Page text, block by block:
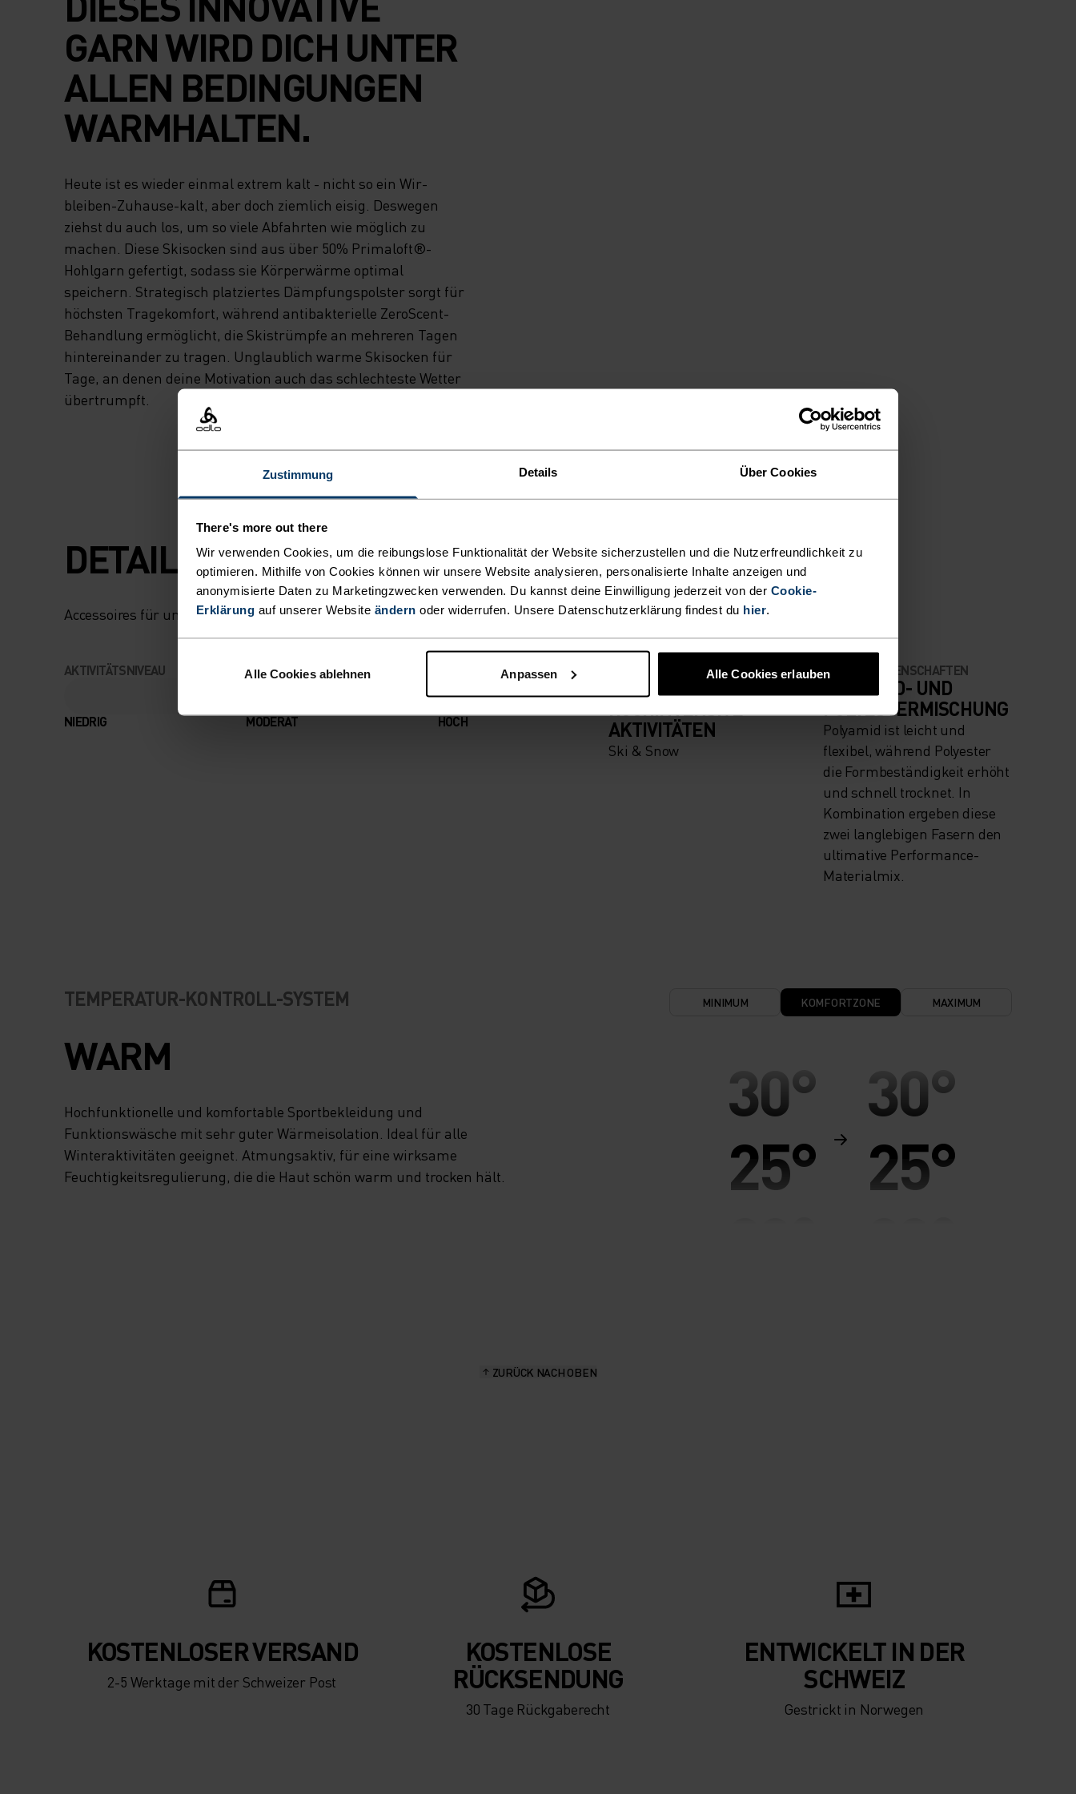
Zustimmung Details Über Cookies
There's more out there
Wir verwenden Cookies, um die reibungslose Funktionalität der Website sicherzustellen und die Nutzerfreundlichkeit zu
optimieren. Mithilfe von Cookies können wir unsere Website analysieren, personalisierte Inhalte anzeigen und
anonymisierte Daten zu Marketingzwecken verwenden. Du kannst deine Einwilligung jederzeit von der Cookie-
Erklärung auf unserer Website ändern oder widerrufen. Unsere Datenschutzerklärung findest du hier.
Alle Cookies ablehnen Anpassen Alle Cookies erlauben
GARN WIRD DICH UNTER
ALLEN BEDINGUNGEN
WARMHALTEN.
Heute ist es wieder einmal extrem kalt - nicht so ein Wir-
bleiben-Zuhause-kalt, aber doch ziemlich eisig. Deswegen
ziehst du auch los, um so viele Abfahrten wie möglich zu
machen. Diese Skisocken sind aus über 50% Primaloft®-
Hohlgarn gefertigt, sodass sie Körperwärme optimal
speichern. Strategisch platziertes Dämpfungspolster sorgt für
höchsten Tragekomfort, während antibakterielle ZeroScent-
Behandlung ermöglicht, die Skistrümpfe an mehreren Tagen
hintereinander zu tragen. Unglaublich warme Skisocken für
Tage, an denen deine Motivation auch das schlechteste Wetter
übertrumpft.
DETAILS, DIE DEN UNTERSCHIED MACHEN
Accessoires für unvergessliche Abenteuer.
AKTIVITÄTSNIVEAU
NIEDRIG MODERAT HOCH
ALLES
HOCHINTENSIVE
AKTIVITÄTEN
Ski & Snow
MATERIALEIGENSCHAFTEN
POLYAMID- UND
POLYESTERMISCHUNG
Polyamid ist leicht und
flexibel, während Polyester
die Formbeständigkeit erhöht
und schnell trocknet. In
Kombination ergeben diese
zwei langlebigen Fasern den
ultimative Performance-
Materialmix.
TEMPERATUR-KONTROLL-SYSTEM
WARM
Hochfunktionelle und komfortable Sportbekleidung und
Funktionswäsche mit sehr guter Wärmeisolation. Ideal für alle
Winteraktivitäten geeignet. Atmungsaktiv, für eine wirksame
Feuchtigkeitsregulierung, die die Haut schön warm und trocken hält.
MINIMUM KOMFORTZONE MAXIMUM
30°
25°
-10°
30°
25°
-5°
-10°
ZURÜCK NACH OBEN
KOSTENLOSER VERSAND
2-5 Werktage mit der Schweizer Post
KOSTENLOSE
RÜCKSENDUNG
30 Tage Rückgaberecht
ENTWICKELT IN DER
SCHWEIZ
Gestrickt in Norwegen